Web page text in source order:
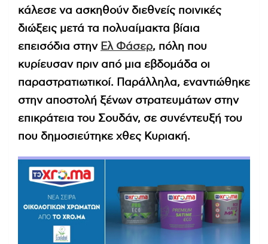
κάλεσε να ασκηθούν διεθνείς ποινικές
διώξεις μετά τα πολυαίμακτα βίαια
επεισόδια στην Ελ Φάσερ, πόλη που
κυρίευσαν πριν από μια εβδομάδα οι
παραστρατιωτικοί. Παράλληλα, εναντιώθηκε
στην αποστολή ξένων στρατευμάτων στην
επικράτεια του Σουδάν, σε συνέντευξή του
που δημοσιεύτηκε χθες Κυριακή.